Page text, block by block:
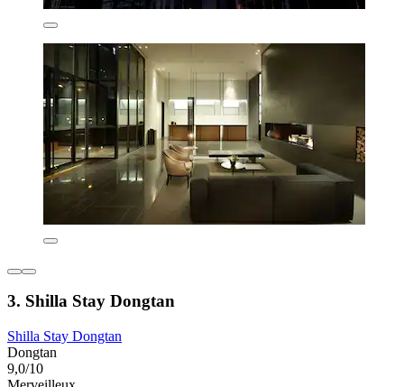
3. Shilla Stay Dongtan
Shilla Stay Dongtan
Dongtan
9,0/10